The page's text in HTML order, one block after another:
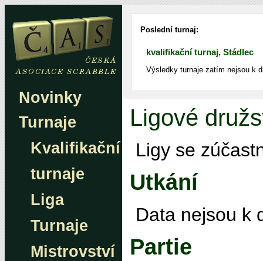
Novinky
Turnaje
Kvalifikační
turnaje
Liga
Turnaje
Mistrovství
Poslední turnaj:
kvalifikační turnaj, Stádlec
Výsledky turnaje zatím nejsou k
Ligové
Ligy se
Utkání
Data nejsou k
Partie